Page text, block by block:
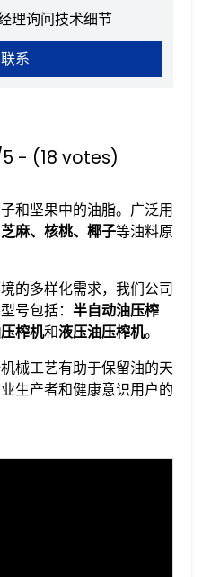
理询问技术细节
系
- (18 votes)
和坚果中的油脂。广泛用
麻、核桃、椰子等油料原
的多样化需求，我们公司
号包括： 半自动油压榨
榨机和液压油压榨机。
械工艺有助于保留油的天
生产者和健康意识用户的